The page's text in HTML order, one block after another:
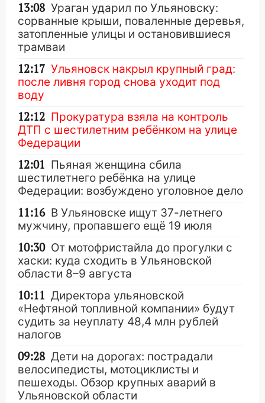
13:08 Ураган ударил по Ульяновску:
сорванные крыши, поваленные деревья,
затопленные улицы и остановившиеся
трамваи
12:17 Ульяновск накрыл крупный град:
после ливня город снова уходит под
воду
12:12 Прокуратура взяла на контроль
ДТП с шестилетним ребёнком на улице
Федерации
12:01 Пьяная женщина сбила
шестилетнего ребёнка на улице
Федерации: возбуждено уголовное дело
11:16 В Ульяновске ищут 37-летнего
мужчину, пропавшего ещё 19 июля
10:30 От мотофристайла до прогулки с
хаски: куда сходить в Ульяновской
области 8–9 августа
10:11 Директора ульяновской
«Нефтяной топливной компании» будут
судить за неуплату 48,4 млн рублей
налогов
09:28 Дети на дорогах: пострадали
велосипедисты, мотоциклисты и
пешеходы. Обзор крупных аварий в
Ульяновской области